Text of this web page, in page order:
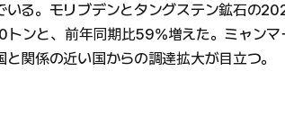
いる。モリブデンとタングステン鉱石の
ンと、前年同期比59%増えた。ミャンマ
関係の近い国からの調達拡大が目立つ。